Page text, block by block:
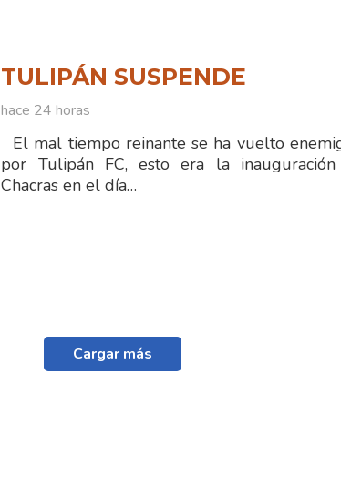
TULIPÁN SUSPENDE
hace 24 horas
El mal tiempo reinante se ha vuelto
por Tulipán FC, esto era la
Chacras en el día…
Cargar más